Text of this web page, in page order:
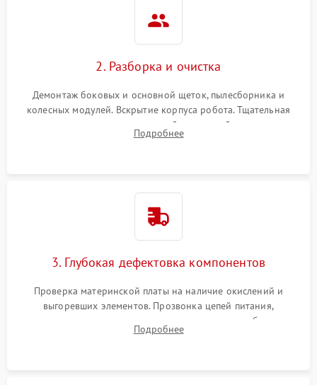
2. Разборка и очистка
Демонтаж боковых и основной щеток, пылесборника и
колесных модулей. Вскрытие корпуса робота. Тщательная
очистка внутренних полостей, шестерней и плат от
скопившейся пыли, волос и шерсти животных с
Подробнее
3. Глубокая дефектовка компонентов
Проверка материнской платы на наличие окислений и
выгоревших элементов. Прозвонка цепей питания,
тестирование приводных моторов колес и турбины
всасывания. Оценка состояния оптических и инфракрасных
Подробнее